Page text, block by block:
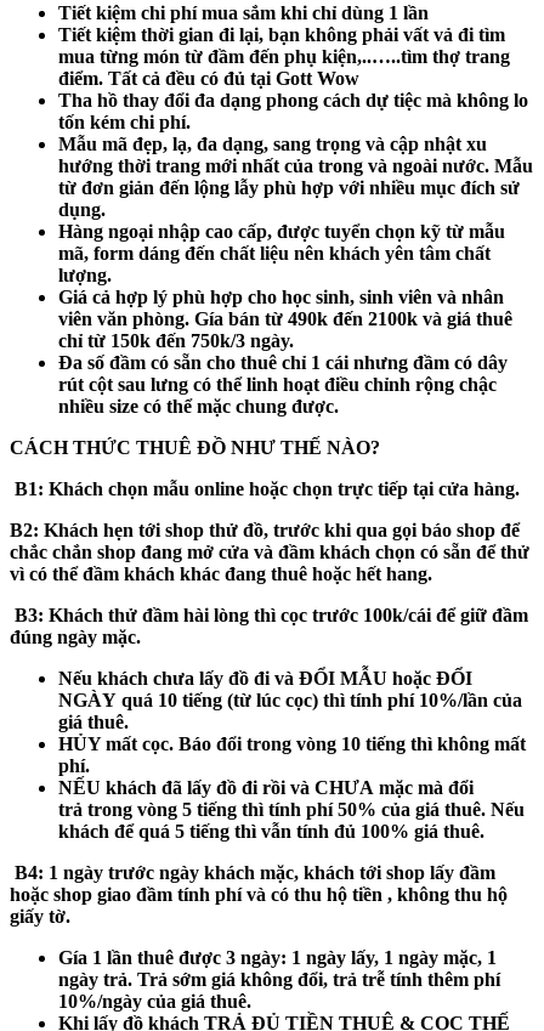
Tiết kiệm chi phí mua sắm khi chỉ dùng 1 lần
Tiết kiệm thời gian đi lại, bạn không phải vất vả đi tìm
mua từng món từ đầm đến phụ kiện,..…..tìm thợ trang
điểm. Tất cả đều có đủ tại Gott Wow
Tha hồ thay đổi đa dạng phong cách dự tiệc mà không lo
tốn kém chi phí.
Mẫu mã đẹp, lạ, đa dạng, sang trọng và cập nhật xu
hướng thời trang mới nhất của trong và ngoài nước. Mẫu
từ đơn giản đến lộng lẫy phù hợp với nhiều mục đích sử
dụng.
Hàng ngoại nhập cao cấp, được tuyển chọn kỹ từ mẫu
mã, form dáng đến chất liệu nên khách yên tâm chất
lượng.
Giá cả hợp lý phù hợp cho học sinh, sinh viên và nhân
viên văn phòng. Gía bán từ 490k đến 2100k và giá thuê
chỉ từ 150k đến 750k/3 ngày.
Đa số đầm có sẵn cho thuê chỉ 1 cái nhưng đầm có dây
rút cột sau lưng có thể linh hoạt điều chỉnh rộng chậc
nhiều size có thể mặc chung được.
CÁCH THỨC THUÊ ĐỒ NHƯ THẾ NÀO?
B1: Khách chọn mẫu online hoặc chọn trực tiếp tại cửa hàng.
B2: Khách hẹn tới shop thử đồ, trước khi qua gọi báo shop để
chắc chắn shop đang mở cửa và đầm khách chọn có sẵn để thử
vì có thể đầm khách khác đang thuê hoặc hết hang.
B3: Khách thử đầm hài lòng thì cọc trước 100k/cái để giữ đầm
đúng ngày mặc.
Nếu khách chưa lấy đồ đi và ĐỔI MẪU hoặc ĐỔI
NGÀY quá 10 tiếng (từ lúc cọc) thì tính phí 10%/lần của
giá thuê.
HỦY mất cọc. Báo đổi trong vòng 10 tiếng thì không mất
phí.
NẾU khách đã lấy đồ đi rồi và CHƯA mặc mà đổi
trả trong vòng 5 tiếng thì tính phí 50% của giá thuê. Nếu
khách đểquá 5 tiếng thì vẫn tính đủ 100% giá thuê.
B4: 1 ngày trước ngày khách mặc, khách tới shop lấy đầm
hoặc shop giao đầm tính phí và có thu hộ tiền , không thu hộ
giấy tờ.
Gía 1 lần thuê được 3 ngày: 1 ngày lấy, 1 ngày mặc, 1
ngày trả. Trả sớm giá không đổi, trả trễ tính thêm phí
10%/ngày của giá thuê.
Khi lấy đồ khách TRẢ ĐỦ TIỀN THUÊ & CỌC THẾ